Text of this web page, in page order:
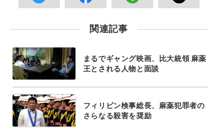
関連記事
まるでギャング映画、比大統領 麻薬
王とされる人物と面談
フィリピン検事総長、麻薬犯罪者の
さらなる殺害を奨励